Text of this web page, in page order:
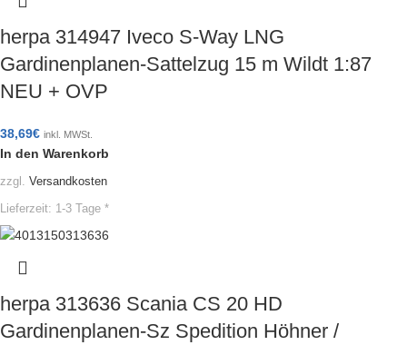
herpa 314947 Iveco S-Way LNG
Gardinenplanen-Sattelzug 15 m Wildt 1:87
NEU + OVP
38,69€ inkl. MWSt.
In den Warenkorb
zzgl. Versandkosten
Lieferzeit: 1-3 Tage *
herpa 313636 Scania CS 20 HD
Gardinenplanen-Sz Spedition Höhner /